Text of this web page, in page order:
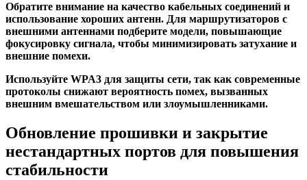
Обратите внимание на качество кабельных соединений и
использование хороших антенн. Для маршрутизаторов с
внешними антеннами подберите модели, повышающие
фокусировку сигнала, чтобы минимизировать затухание и
внешние помехи.
Используйте WPA3 для защиты сети, так как современные
протоколы снижают вероятность помех, вызванных
внешним вмешательством или злоумышленниками.
Обновление прошивки и закрытие
нестандартных портов для повышения
стабильности